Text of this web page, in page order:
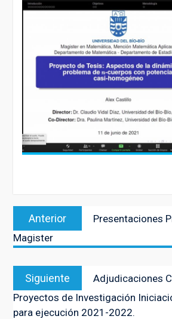
Navegación
entradas
Anterior
anterior:
Presentaciones
Magister
Siguiente
siguiente:
Adjudicaciones
Proyectos de Investigación
para ejecución 2021-2022.